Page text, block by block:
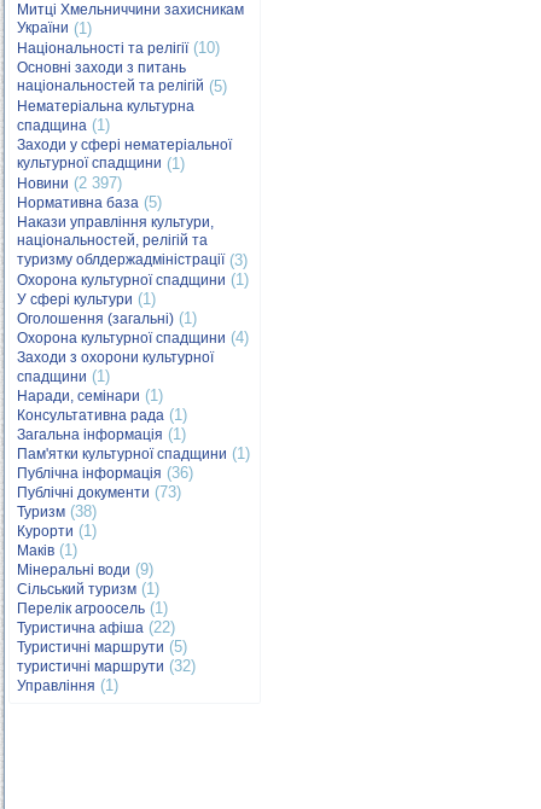
Митці Хмельниччини захисникам
України (1)
Національності та релігії(10)
Основні заходи з питань
національностей та релігій (5)
Нематеріальна культурна
спадщина (1)
Заходи у сфері нематеріальної
культурної спадщини (1)
Новини (2 397)
Нормативна база (5)
Накази управління культури,
національностей, релігій та
туризму облдержадміністрації(3)
Охорона культурної спадщини (1)
У сфері культури (1)
Оголошення (загальні) (1)
Охорона культурної спадщини (4)
Заходи з охорони культурної
спадщини (1)
Наради, семінари (1)
Консультативна рада (1)
Загальна інформація (1)
Пам'ятки культурної спадщини (1)
Публічна інформація (36)
Публічні документи (73)
Туризм (38)
Курорти (1)
Маків (1)
Мінеральні води (9)
Сільський туризм (1)
Перелік агроосель (1)
Туристична афіша (22)
Туристичні маршрути (5)
туристичні маршрути (32)
Управління (1)